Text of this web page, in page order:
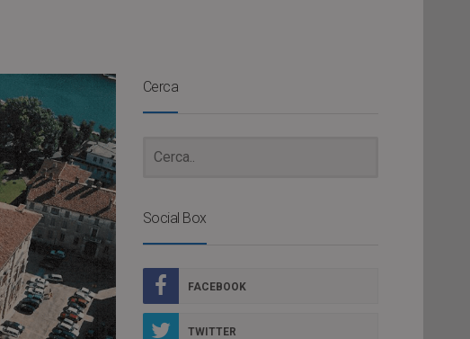
Cerca
Social Box
FACEBOOK
TWITTER